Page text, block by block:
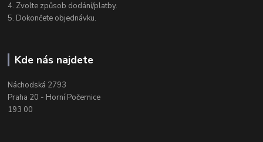
4. Zvolte způsob dodání/platby.
5. Dokončete objednávku.
Kde nás najdete
Náchodská 2793
Praha 20 - Horní Počernice
193 00